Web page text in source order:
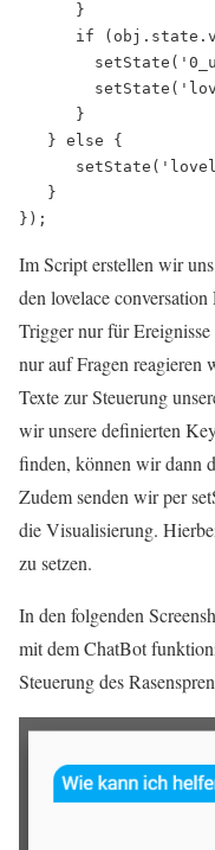
      }
if
      }
   } else {
   }
Im Script erstellen wir
den lovelace
Trigger nur für
nur auf Fragen reagieren
Texte zur Steuerung
wir unsere definierten
finden, können wir dann
Zudem senden wir per
die Visualisierung.
zu setzen.
In den folgenden
mit dem ChatBot
Steuerung des